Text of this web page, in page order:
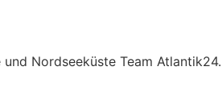
Nordseeküste Team Atlantik24.